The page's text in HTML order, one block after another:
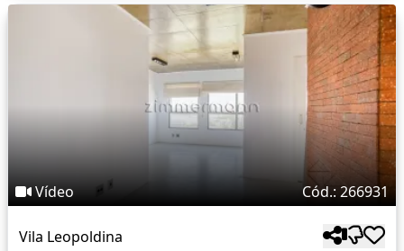
Vídeo Cód.: 266931
Vila Leopoldina